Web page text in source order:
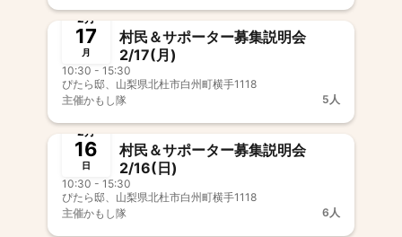
2月
17
月
村民＆サポーター募集説明会
2/17(月)
10:30 - 15:30
ぴたら邸、山梨県北杜市白州町横手1118
主催かもし隊 5人
終了
2月
16
日
村民＆サポーター募集説明会
2/16(日)
10:30 - 15:30
ぴたら邸、山梨県北杜市白州町横手1118
主催かもし隊 6人
終了